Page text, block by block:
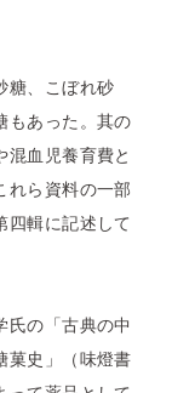
糖、こぼれ砂
もあった。其の
血児養育費と
れら資料の一部
四輯に記述して
の「古典の中
菓史」（味燈書